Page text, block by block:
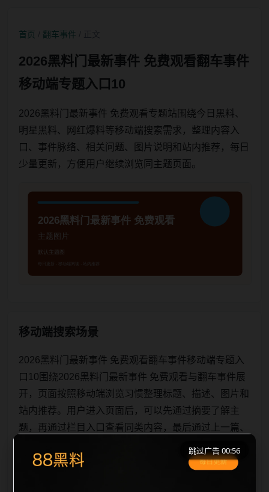
首页 翻车事件
2026黑料门最新事件 免费观看翻车事件
移动端专题入口10
2026黑料门最新事件 免费观看专题站围绕今日黑料、
明星黑料、网红爆料等移动端搜索需求，整理内容入
口、事件脉络、相关问题、图片说明和站内推荐，每日
少量更新，方便用户继续浏览同主题页面。
移动端搜索场景
2026黑料门最新事件 免费观看翻车事件移动端专题入
口10围绕2026黑料门最新事件 免费观看与翻车事件展
开，页面按照移动端浏览习惯整理标题、描述、图片和
站内推荐。用户进入页面后，可以先通过摘要了解主
题，再通过栏目入口查看同类内容，最后通过上一篇、
一致性，避免无关关键词堆砌，也避免多个站点同步发
跳过广告 00:56